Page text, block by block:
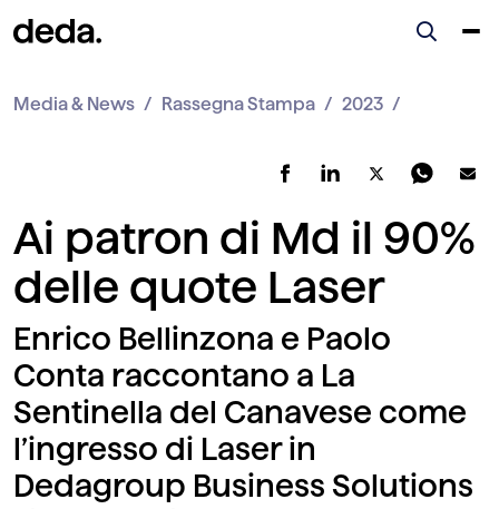
Media & News Rassegna Stampa 2023
Ai patron di Md il 90%
delle quote Laser
Enrico Bellinzona e Paolo
Conta raccontano a La
Sentinella del Canavese come
l’ingresso di Laser in
Dedagroup Business Solutions